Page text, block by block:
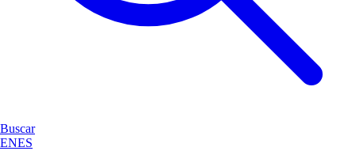
Buscar
ENES